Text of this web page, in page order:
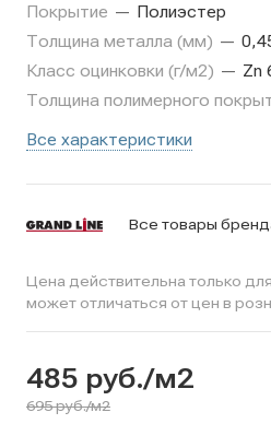
Покрытие — Полиэстер
Толщина металла (мм) —
Класс оцинковки (г/м2) — Zn
Толщина полимерного
Все характеристики
Все товары
Цена действительна только
может отличаться от цен в
485 руб./м2
695 руб./м2